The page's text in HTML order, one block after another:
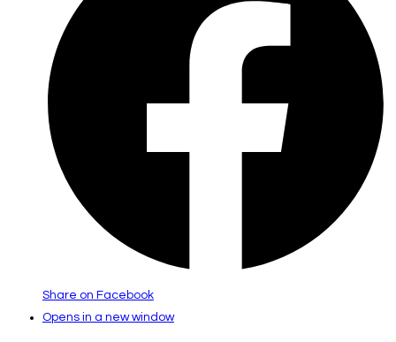
Share on Facebook
Opens in a new window